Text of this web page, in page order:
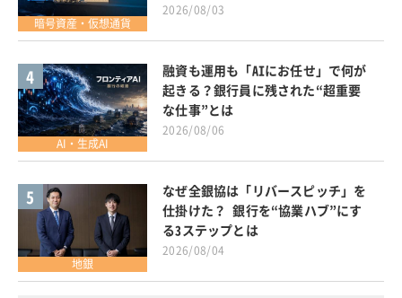
暗号資産・仮想通貨
2026/08/03
4
AI・生成AI
融資も運用も「AIにお任せ」で何が
起きる？銀行員に残された“超重要
な仕事”とは
2026/08/06
5
地銀
なぜ全銀協は「リバースピッチ」を
仕掛けた？ 銀行を“協業ハブ”にす
る3ステップとは
2026/08/04